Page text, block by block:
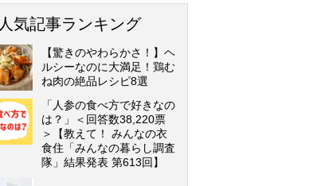
人気記事ランキング
【驚きのやわらかさ！】ヘ
ルシーなのに大満足！鶏む
ね肉の絶品レシピ8選
「人参の食べ方で好きなの
は？」＜回答数38,220票
＞【教えて！ みんなの衣
食住「みんなの暮らし調査
隊」結果発表 第613回】